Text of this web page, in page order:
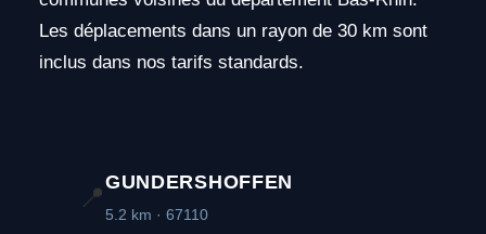
Les déplacements dans un rayon de 30 km sont
inclus dans nos tarifs standards.
📍GUNDERSHOFFEN
5.2 km · 67110